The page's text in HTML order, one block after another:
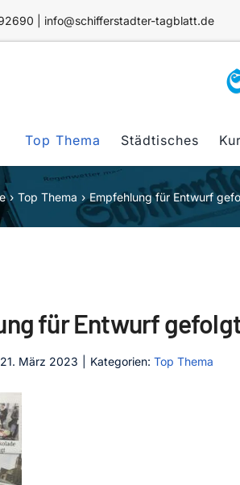
| info@schifferstadter-tagblatt.de
Top Thema Städtisches
Top Thema Empfehlung für Entwurf
für Entwurf
März 2023 Kategorien: Top Thema